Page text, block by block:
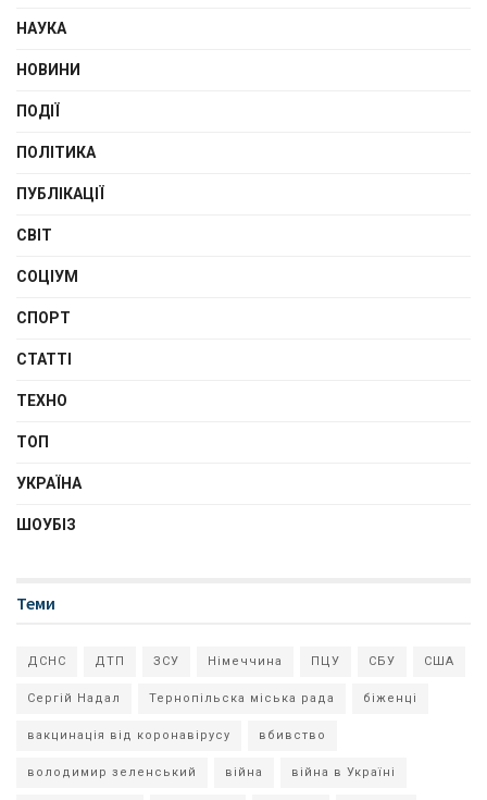
НАУКА
НОВИНИ
ПОДІЇ
ПОЛІТИКА
ПУБЛІКАЦІЇ
СВІТ
СОЦІУМ
СПОРТ
СТАТТІ
ТЕХНО
ТОП
УКРАЇНА
ШОУБІЗ
Теми
ДСНС ДТП ЗСУ Німеччина ПЦУ СБУ США
Сергій Надал Тернопільска міська рада біженці
вакцинація від коронавірусу вбивство
володимир зеленський війна війна в Україні